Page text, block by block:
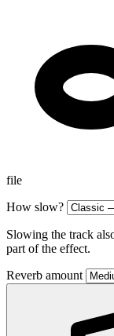
file
How slow?
Slowing the track
part of the effect.
Reverb amount